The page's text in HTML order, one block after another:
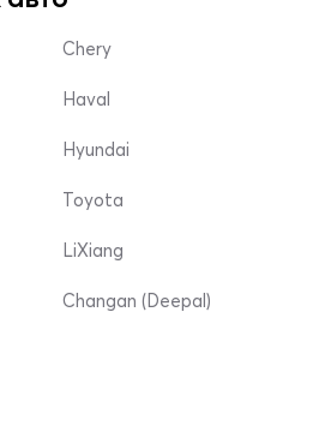
Chery
Haval
Hyundai
Toyota
LiXiang
Changan (Deepal)